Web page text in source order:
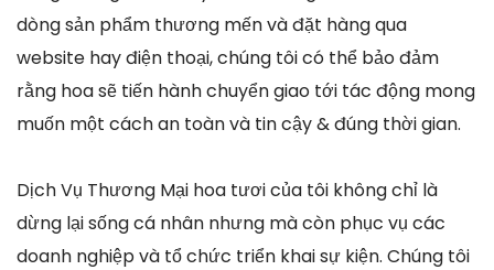
dòng sản phẩm thương mến và đặt hàng qua
website hay điện thoại, chúng tôi có thể bảo đảm
rằng hoa sẽ tiến hành chuyển giao tới tác động mong
muốn một cách an toàn và tin cậy & đúng thời gian.
Dịch Vụ Thương Mại hoa tươi của tôi không chỉ là
dừng lại sống cá nhân nhưng mà còn phục vụ các
doanh nghiệp và tổ chức triển khai sự kiện. Chúng tôi